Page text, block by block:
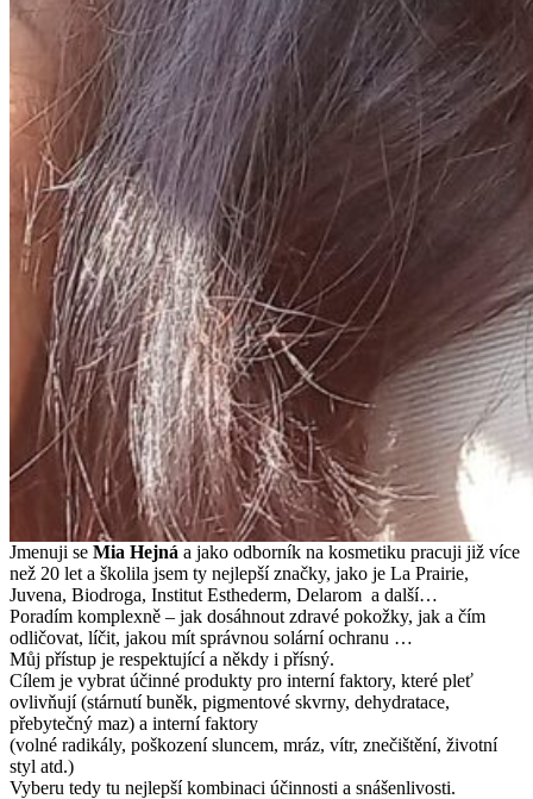
Jmenuji se Mia Hejná a jako odborník na kosmetiku pracuji již více
než 20 let a školila jsem ty nejlepší značky, jako je La Prairie,
Juvena, Biodroga, Institut Esthederm, Delarom a další…
Poradím komplexně – jak dosáhnout zdravé pokožky, jak a čím
odličovat, líčit, jakou mít správnou solární ochranu …
Můj přístup je respektující a někdy i přísný.
Cílem je vybrat účinné produkty pro interní faktory, které pleť
ovlivňují (stárnutí buněk, pigmentové skvrny, dehydratace,
přebytečný maz) a interní faktory
(volné radikály, poškození sluncem, mráz, vítr, znečištění, životní
styl atd.)
Vyberu tedy tu nejlepší kombinaci účinnosti a snášenlivosti.